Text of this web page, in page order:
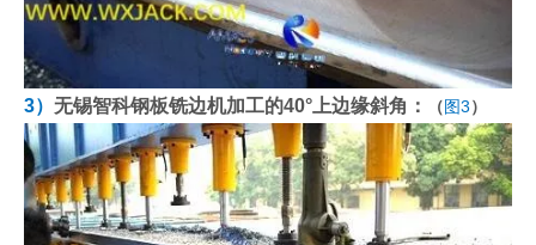
3） 无锡智科钢板铣边机加工的40°上边缘斜角： （图3）